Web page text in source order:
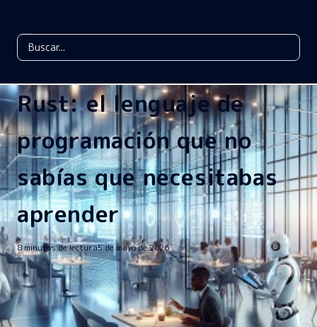
Rust: el lenguaje de
programación que no
sabías que necesitabas
aprender
8 minutos de lectura5 de mayo de 2026